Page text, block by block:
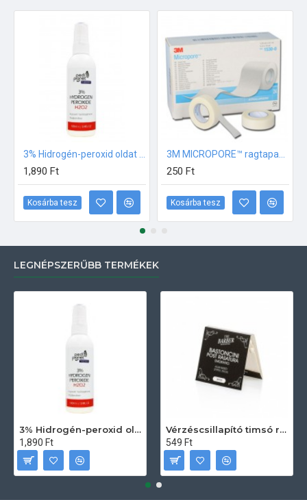
1,890 Ft
Kosárba tesz
250 Ft
Kosárba tesz
LEGNÉPSZERŰBB TERMÉKEK
3% Hidrogén-peroxid oldat (sebfertőtlenítő) 100ml
1,890 Ft
Vérzéscsillapító timsó rúd 20db
549 Ft